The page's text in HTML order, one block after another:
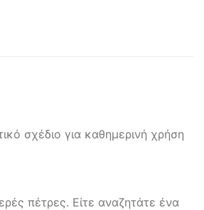
σχέδιο για καθημερινή χρήση
πέτρες. Είτε αναζητάτε ένα